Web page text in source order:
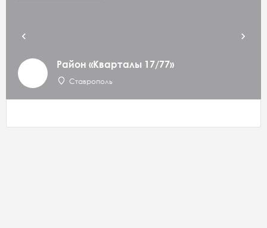
Район «Кварталы 17/77»
Ставрополь